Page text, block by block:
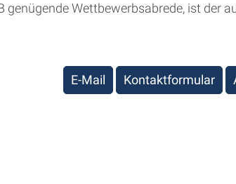
Wettbewerbsabrede, ist der
E-Mail Kontaktformular